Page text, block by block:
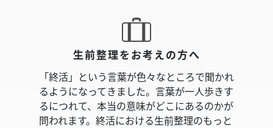
生前整理をお考えの方へ
「終活」という言葉が色々なところで聞かれ
るようになってきました。言葉が一人歩きす
るにつれて、本当の意味がどこにあるのかが
問われます。終活における生前整理のもっと